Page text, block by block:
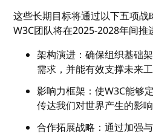
这些长期目标将通过以下五项战
W3C团队将在2025-2028年间推
架构演进：确保组织基础
需求，并能有效支撑未来工
影响力框架：使W3C能够
传达我们对世界产生的影响
合作拓展战略：通过加强